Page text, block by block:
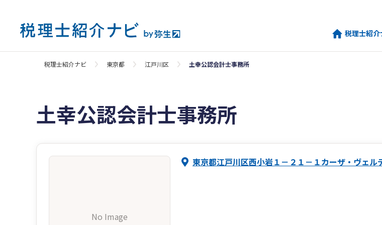
税理士紹介
税理士紹介ナビ 東京都 江戸川区 土幸公認会計士事務所
土幸公認会計士事務所
No Image
東京都江戸川区西小岩１－２１－１カーザ・ヴェル